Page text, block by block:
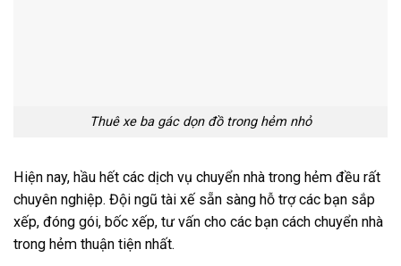
Thuê xe ba gác dọn đồ trong hẻm nhỏ
Hiện nay, hầu hết các dịch vụ chuyển nhà trong hẻm đều rất
chuyên nghiệp. Đội ngũ tài xế sẵn sàng hỗ trợ các bạn sắp
xếp, đóng gói, bốc xếp, tư vấn cho các bạn cách chuyển nhà
trong hẻm thuận tiện nhất.